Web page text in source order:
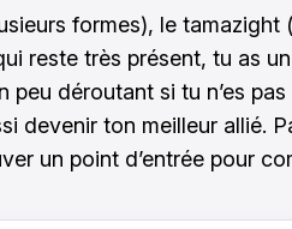
formes), le
reste très présent, tu as
peu déroutant si tu n’es
devenir ton meilleur allié.
un point d’entrée pour